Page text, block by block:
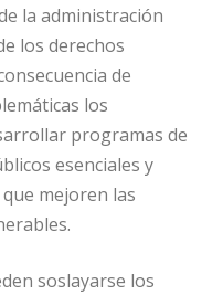
la administración
los derechos
de
los
programas de
esenciales y
mejoren las
soslayarse los